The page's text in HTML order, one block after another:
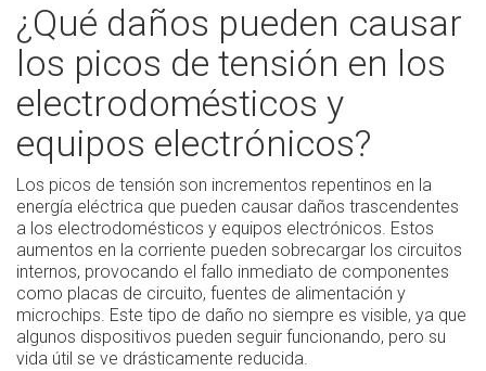
¿Qué daños pueden causar
los picos de tensión en los
electrodomésticos y
equipos electrónicos?
Los picos de tensión son incrementos repentinos en la
energía eléctrica que pueden causar daños trascendentes
a los electrodomésticos y equipos electrónicos. Estos
aumentos en la corriente pueden sobrecargar los circuitos
internos, provocando el fallo inmediato de componentes
como placas de circuito, fuentes de alimentación y
microchips. Este tipo de daño no siempre es visible, ya que
algunos dispositivos pueden seguir funcionando, pero su
vida útil se ve drásticamente reducida.